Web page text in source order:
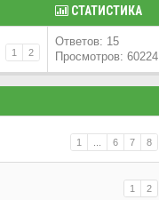
СТАТИСТИКА
1 2
Ответов: 15
Просмотров: 60224
1 6 7 8
1 2